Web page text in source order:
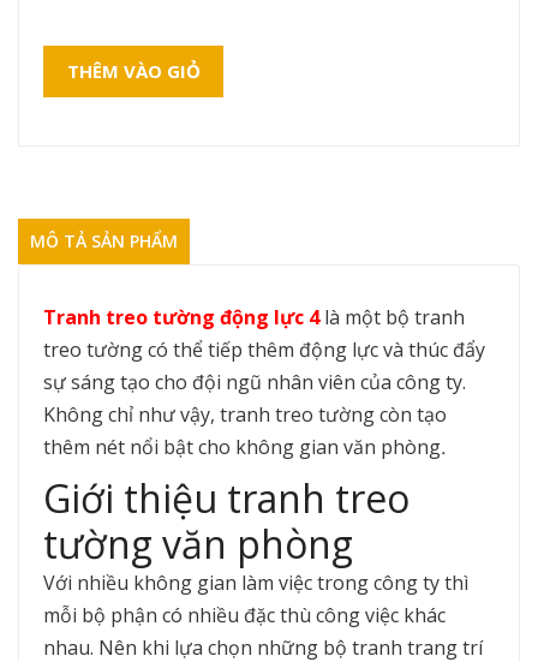
THÊM VÀO GIỎ
MÔ TẢ SẢN PHẨM
Tranh treo tường động lực 4là một bộ tranh
treo tường có thể tiếp thêm động lực và thúc đẩy
sự sáng tạo cho đội ngũ nhân viên của công ty.
Không chỉ như vậy, tranh treo tường còn tạo
thêm nét nổi bật cho không gian văn phòng.
Giới thiệu tranh treo
tường văn phòng
Với nhiều không gian làm việc trong công ty thì
mỗi bộ phận có nhiều đặc thù công việc khác
nhau. Nên khi lựa chọn những bộ tranh trang trí